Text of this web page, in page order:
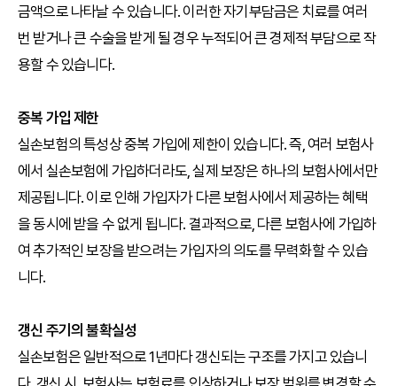
금액으로 나타날 수 있습니다. 이러한 자기부담금은 치료를 여러
번 받거나 큰 수술을 받게 될 경우 누적되어 큰 경제적 부담으로 작
용할 수 있습니다.
중복 가입 제한
실손보험의 특성상 중복 가입에 제한이 있습니다. 즉, 여러 보험사
에서 실손보험에 가입하더라도, 실제 보장은 하나의 보험사에서만
제공됩니다. 이로 인해 가입자가 다른 보험사에서 제공하는 혜택
을 동시에 받을 수 없게 됩니다. 결과적으로, 다른 보험사에 가입하
여 추가적인 보장을 받으려는 가입자의 의도를 무력화할 수 있습
니다.
갱신 주기의 불확실성
실손보험은 일반적으로 1년마다 갱신되는 구조를 가지고 있습니